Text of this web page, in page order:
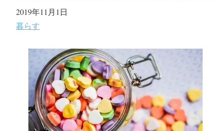
日付
2019年11月1日
関連理由
暮らす